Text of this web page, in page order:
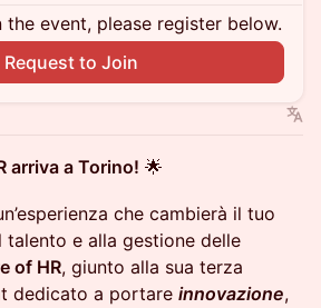
the event, please register below.
Request to Join
arriva a Torino! 🌟
che cambierà il tuo
talento e alla gestione delle
of HR, giunto alla sua terza
dedicato a portare innovazione,